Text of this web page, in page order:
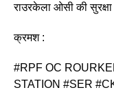
राउरकेला ओसी की
क्रमश :
#RPF OC
STATION #SER